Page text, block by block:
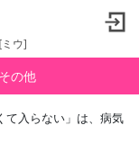
ウ]
その他
て入らない」は、病気